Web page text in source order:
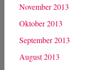
Juni 2014
Mai 2014
April 2014
März 2014